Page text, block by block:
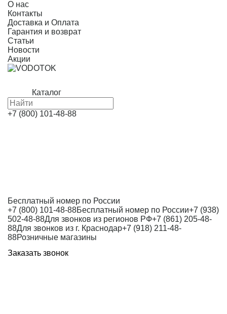
О нас
Контакты
Доставка и Оплата
Гарантия и возврат
Статьи
Новости
Акции
Каталог
+7 (800) 101-48-88
Бесплатный номер по России
+7 (800) 101-48-88Бесплатный номер по России+7 (938)
502-48-88Для звонков из регионов РФ+7 (861) 205-48-
88Для звонков из г. Краснодар+7 (918) 211-48-
88Розничные магазины
Заказать звонок